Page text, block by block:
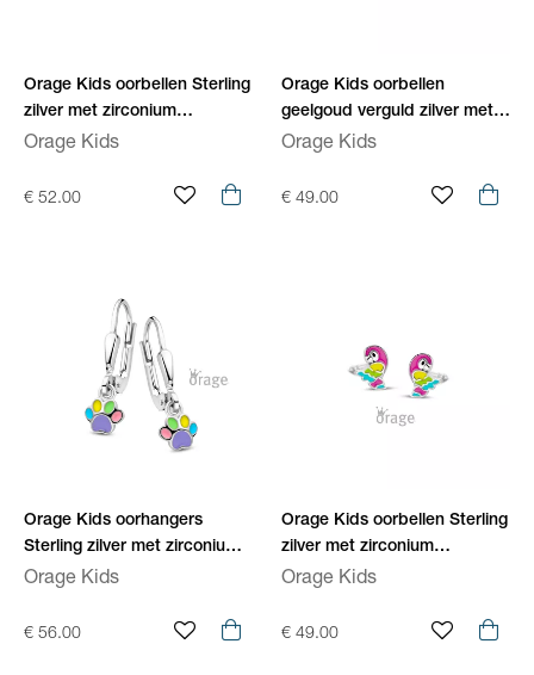
Orage Kids oorbellen Sterling
zilver met zirconium
O/4410/A
Orage Kids
€ 52.00
Orage Kids oorbellen
geelgoud verguld zilver met
zirconium O/6724
Orage Kids
€ 49.00
Orage Kids oorhangers
Sterling zilver met zirconium
O/2994/A
Orage Kids
€ 56.00
Orage Kids oorbellen Sterling
zilver met zirconium
O/4402/A
Orage Kids
€ 49.00